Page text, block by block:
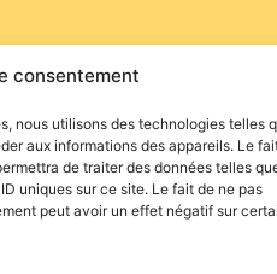
consentement
nous utilisons des technologies telles
aux informations des appareils. Le
de traiter des données telles
uniques sur ce site. Le fait de ne pas
peut avoir un effet négatif sur